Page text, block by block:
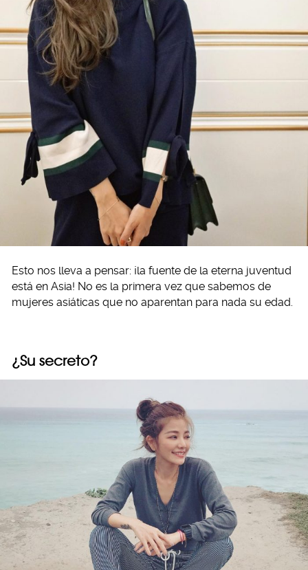
Esto nos lleva a pensar: ¡la fuente de la eterna juventud
está en Asia! No es la primera vez que sabemos de
mujeres asiáticas que no aparentan para nada su edad.
¿Su secreto?